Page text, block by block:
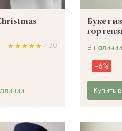
/ 30
Букет
В наличии
-6%
Купить